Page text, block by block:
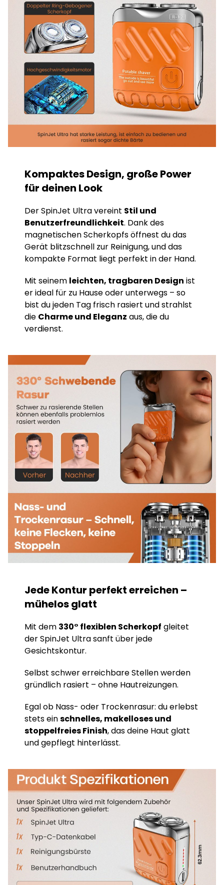
Kompaktes Design, große Power
für deinen Look
Der SpinJet Ultra vereint Stil und
Benutzerfreundlichkeit. Dank des
magnetischen Scherkopfs öffnest du das
Gerät blitzschnell zur Reinigung, und das
kompakte Format liegt perfekt in der Hand.
Mit seinem leichten, tragbaren Design ist
er ideal für zu Hause oder unterwegs – so
bist du jeden Tag frisch rasiert und strahlst
die Charme und Eleganz aus, die du
verdienst.
Jede Kontur perfekt erreichen –
mühelos glatt
Mit dem 330° flexiblen Scherkopf gleitet
der SpinJet Ultra sanft über jede
Gesichtskontur.
Selbst schwer erreichbare Stellen werden
gründlich rasiert – ohne Hautreizungen.
Egal ob Nass- oder Trockenrasur: du erlebst
stets einschnelles, makelloses und
stoppelfreies Finish, das deine Haut glatt
und gepflegt hinterlässt.